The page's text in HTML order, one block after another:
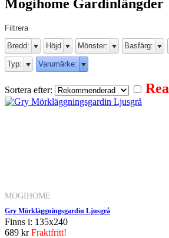
Mogihome Gardinlängder
Filtrera
Bredd:
Höjd Mönster: Basfärg:
Typ: Varumärke:
Sortera efter: Rea
MOGIHOME
Gry Mörkläggningsgardin Ljusgrå
Finns i: 135x240
689 krFraktfritt!